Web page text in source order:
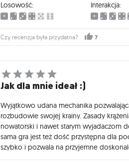
Losowość: Interakcja:
Czy recenzja była przydatna? 7
Jak dla mnie ideał :)
Wyjątkowo udana mechanika
rozbudowie swojej krainy. Zasady
nowatorski i nawet starym wyjadaczom
sama gra jest też dość przystępna dla
szybko i pozwala na przyjemne